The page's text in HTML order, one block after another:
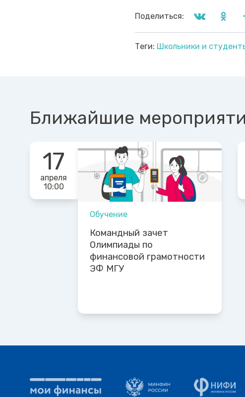
Поделиться:
Теги: Школьники и
Ближайшие
17
апреля
10:00
Обучение
Командный зачет
Олимпиады по
финансовой грамотности
ЭФ МГУ